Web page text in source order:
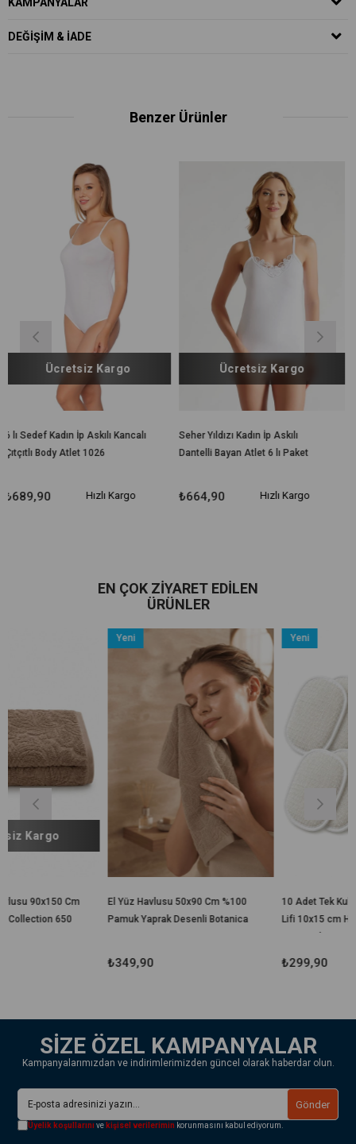
DEĞIŞIM & İADE
Benzer Ürünler
Kancalı
Kargo
Hızlı Kargo
Seher Yıldızı Kadın İp Askılı
Dantelli Bayan Atlet 6 lı Paket
₺664,90
Ücretsiz Kargo
Hızlı Kargo
Tutku Elit 2201
Elastan Bayan
₺319,90
EN ÇOK ZIYARET EDILEN
ÜRÜNLER
El Yüz Havlusu 50x90 Cm %100
Pamuk Yaprak Desenli Botanica
10 Adet Tek Kullanımlık Banyo
Lifi 10x15 cm Hijyenik El
Yeni
Ürün
SİZE ÖZEL KAMPANYALAR
Kampanyalarımızdan ve indirimlerimizden güncel olarak haberdar olun.
Gönder
Üyelik koşullarını ve kişisel verilerimin korunmasını kabul ediyorum.